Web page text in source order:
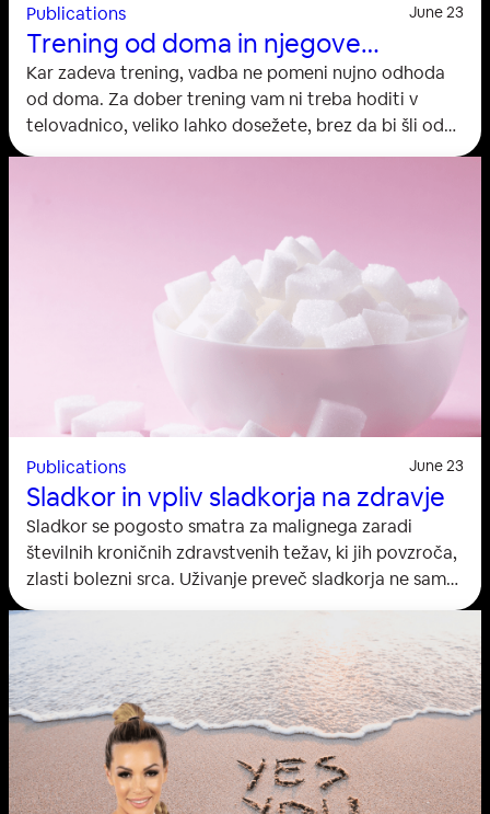
Publications June 23
Trening od doma in njegove
prednosti
Kar zadeva trening, vadba ne pomeni nujno odhoda
od doma. Za dober trening vam ni treba hoditi v
telovadnico, veliko lahko dosežete, brez da bi šli od
doma. Ne glede na to, ali želite izboljšati vzdržljivost,
Pravzaprav so prednosti vadbe doma precej
impresivne. Prikladno je…
Publications June 23
Sladkor in vpliv sladkorja na zdravje
Sladkor se pogosto smatra za malignega zaradi
številnih kroničnih zdravstvenih težav, ki jih povzroča,
zlasti bolezni srca. Uživanje preveč sladkorja ne samo,
da zavira izgubo teže, ampak lahko tudi pospeši
izločanje hrane, ki je bogata s hranili. Kljub
opozorilom mnogi še vedno pretiravajo s sladkorjem.
Povprečna dnevna poraba sladkorja ponekod znaša
že 73 gramov ali 17,4 žlice, kar se je v zadnjih letih
nekoliko zmanjšalo,…